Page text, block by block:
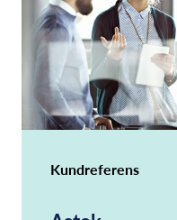
Kundreferens